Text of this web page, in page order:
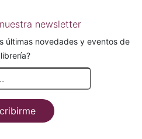
newsletter
últimas novedades y eventos de